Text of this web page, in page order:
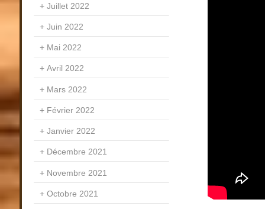
Juillet 2022
Juin 2022
Mai 2022
Avril 2022
Mars 2022
Février 2022
Janvier 2022
Décembre 2021
Novembre 2021
Octobre 2021